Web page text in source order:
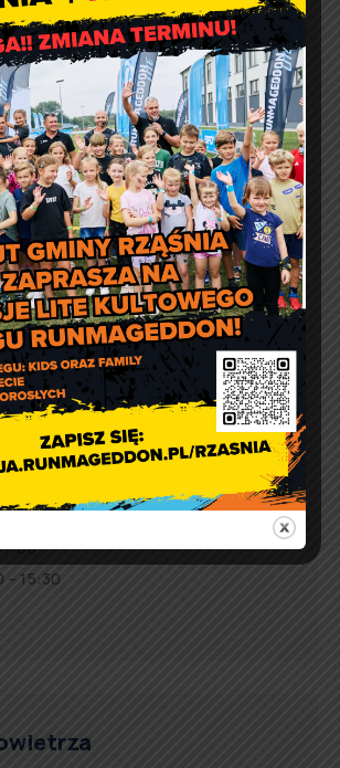
Ruka Comment off
z Pikniku Rodzinnego
w Rząśni
AE:PL-57726-56911-GBSAJ-23
22 (biuro podawcze)
Urzędu:
15:30